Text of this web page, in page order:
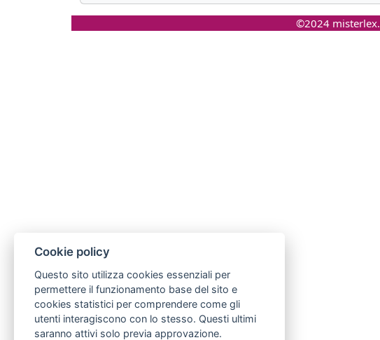
©2024
Cookie policy
Questo sito utilizza cookies essenziali per
permettere il funzionamento base del sito e
cookies statistici per comprendere come gli
utenti interagiscono con lo stesso. Questi ultimi
saranno attivi solo previa approvazione.